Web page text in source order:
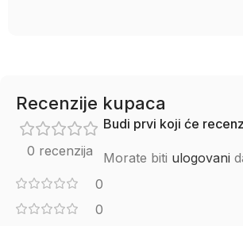
Recenzije kupaca
0 recenzija
0
0
Budi prvi koji će
Morate biti ulogovani